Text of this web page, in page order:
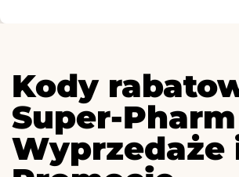
Kody
Super-
Wyprzedaże